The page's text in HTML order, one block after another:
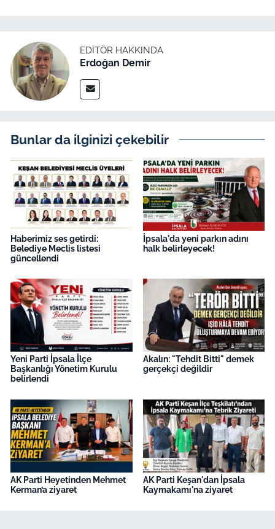
EDITÖR HAKKINDA
Erdoğan Demir
Bunlar da ilginizi çekebilir
Haberimiz ses getirdi:
Belediye Meclis listesi
güncellendi
İpsala'da yeni parkın adını
halk belirleyecek!
Yeni Parti İpsala İlçe
Başkanlığı Yönetim Kurulu
belirlendi
Akalın: "Tehdit Bitti" demek
gerçekçi değildir
AK Parti Heyetinden Mehmet
Kerman’a ziyaret
AK Parti Keşan'dan İpsala
Kaymakamı'na ziyaret